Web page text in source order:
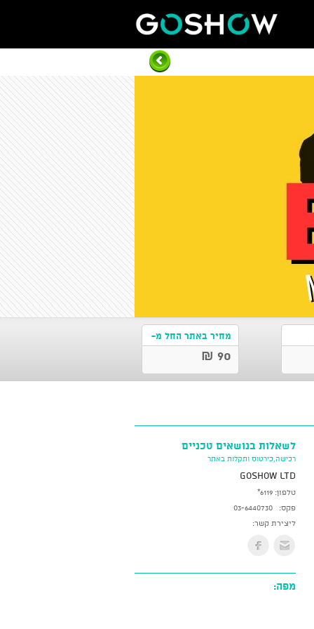
מחיר באתר החל מ-
90 ₪
לשאלות בנושאים טכניים
רכישה,כירטוס ותקלות באתר
GoShow LTD
טלפון: *6119
פקס:
03-6440730
ליצירת קשר:
מפה: